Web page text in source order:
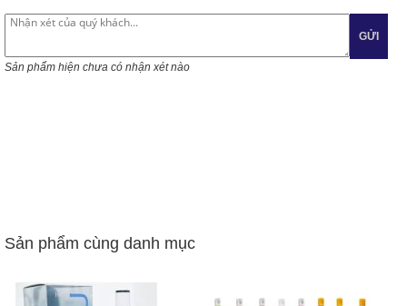
GỬI
Sản phẩm hiện chưa có nhận xét nào
Sản phẩm cùng danh mục